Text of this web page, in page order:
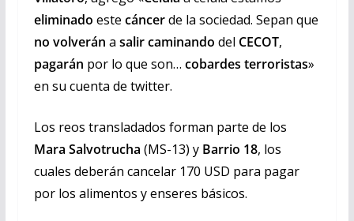
eliminado este cáncerde la sociedad. Sepan que
no volverán a salir caminando del CECOT,
pagarán por lo que son… cobardes terroristas»
en su cuenta de twitter.
Los reos transladados forman parte de los
Mara Salvotrucha (MS-13) y Barrio 18, los
cuales deberán cancelar 170 USD para pagar
por los alimentos y enseres básicos.